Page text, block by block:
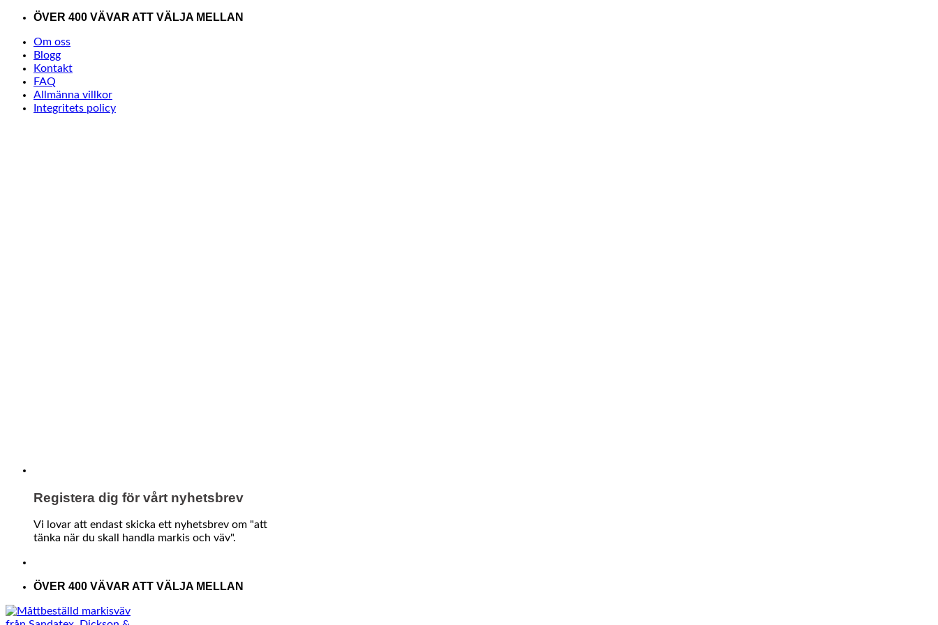
Skip
content
ÖVER 400 VÄVAR ATT VÄLJA MELLAN
Om oss
Blogg
Kontakt
FAQ
Allmänna villkor
Integritets policy
Registera dig för vårt nyhetsbrev
Vi lovar att endast skicka ett nyhetsbrev om "att
tänka när du skall handla markis och väv".
ÖVER 400 VÄVAR ATT VÄLJA MELLAN